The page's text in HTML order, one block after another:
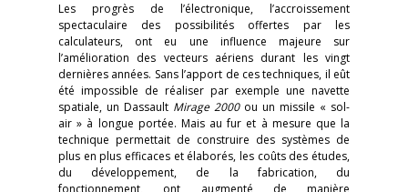
Les progrès de l’électronique, l’accroissement
spectaculaire des possibilités offertes par les
calculateurs, ont eu une influence majeure sur
l’amélioration des vecteurs aériens durant les vingt
dernières années. Sans l’apport de ces techniques, il eût
été impossible de réaliser par exemple une navette
spatiale, un Dassault Mirage 2000ou un missile « sol-
air » à longue portée. Mais au fur et à mesure que la
technique permettait de construire des systèmes de
plus en plus efficaces et élaborés, les coûts des études,
du développement, de la fabrication, du
fonctionnement, ont augmenté de manière